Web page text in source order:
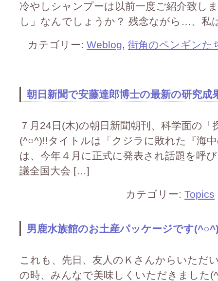
冷やしシャンプーは以前一度ご紹介致し
し」なんでしょうか？ 残念ながら…、私
カテゴリー: Weblog, 街角のペンギンた
朝日新聞で安藤達郎博士の最新の研究
７月24日(木)の朝日新聞朝刊、科学面の
(^○^)!!タイトルは「クジラに敗れた『海
は、今年４月に正式に発表され話題を呼
議全国大会 […]
カテゴリー: Topics
男鹿水族館のお土産パッケージです
これも、先日、友人のＫさんからいただ
の時、みんなで美味しくいただきました